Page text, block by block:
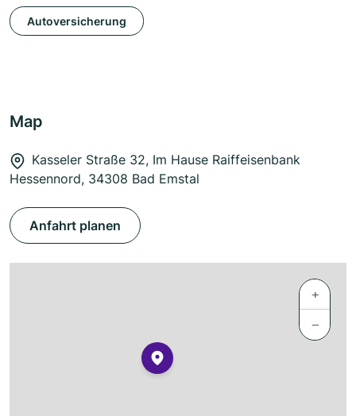
Autoversicherung
Map
Kasseler Straße 32, Im Hause Raiffeisenbank
Hessennord, 34308 Bad Emstal
Anfahrt planen
+
−